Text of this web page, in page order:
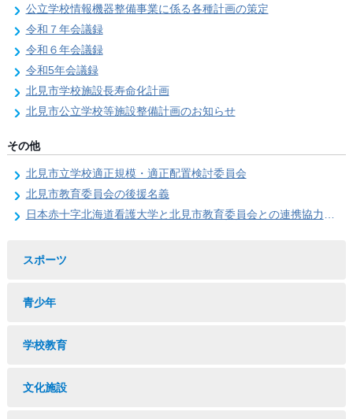
公立学校情報機器整備事業に係る各種計画の策定
令和７年会議録
令和６年会議録
令和5年会議録
北見市学校施設長寿命化計画
北見市公立学校等施設整備計画のお知らせ
その他
北見市立学校適正規模・適正配置検討委員会
北見市教育委員会の後援名義
日本赤十字北海道看護大学と北見市教育委員会との連携協力に関する協定の締結
スポーツ
青少年
学校教育
文化施設